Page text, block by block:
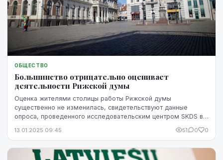
ОБЩЕСТВО
Большинство отрицательно оценивает
деятельности Рижской думы
Оценка жителями столицы работы Рижской думы
существенно не изменилась, свидетельствуют данные
опроса, проведенного исследовательским центром SKDS в
13.01.2025 09:45 51 0 0